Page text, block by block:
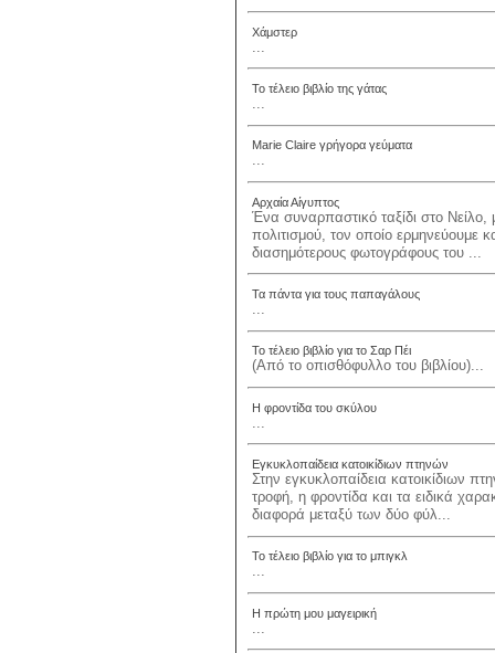
Χάμστερ
Το τέλειο βιβλίο της γάτας
...
Marie Claire γρήγορα γεύματα
...
Αρχαία Αίγυπτος
Ένα συναρπαστικό ταξίδι στο
πολιτισμού, τον οποίο ερμηνεύουμε
διασημότερους φωτογράφους του ...
Τα πάντα για τους παπαγάλους
...
Το τέλειο βιβλίο για το Σαρ Πέι
(Από το οπισθόφυλλο του βιβλίου)...
Η φροντίδα του σκύλου
Εγκυκλοπαίδεια κατοικίδιων πτηνών
Στην εγκυκλοπαίδεια κατοικίδιων
τροφή, η φροντίδα και τα ειδικά
διαφορά μεταξύ των δύο φύλ...
Το τέλειο βιβλίο για το μπιγκλ
...
Η πρώτη μου μαγειρική